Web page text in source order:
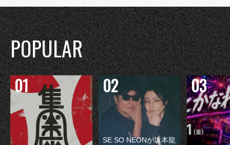
POPULAR
SE SO NEONが坂本龍